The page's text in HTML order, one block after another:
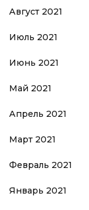
Август 2021
Июль 2021
Июнь 2021
Май 2021
Апрель 2021
Март 2021
Февраль 2021
Январь 2021